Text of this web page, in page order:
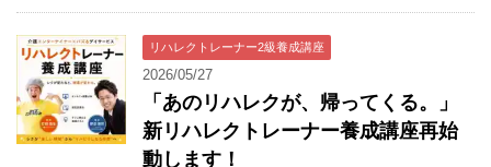
リハレクトレーナー2級養成講座
2026/05/27
「あのリハレクが、帰ってくる。」
新リハレクトレーナー養成講座再始
動します！